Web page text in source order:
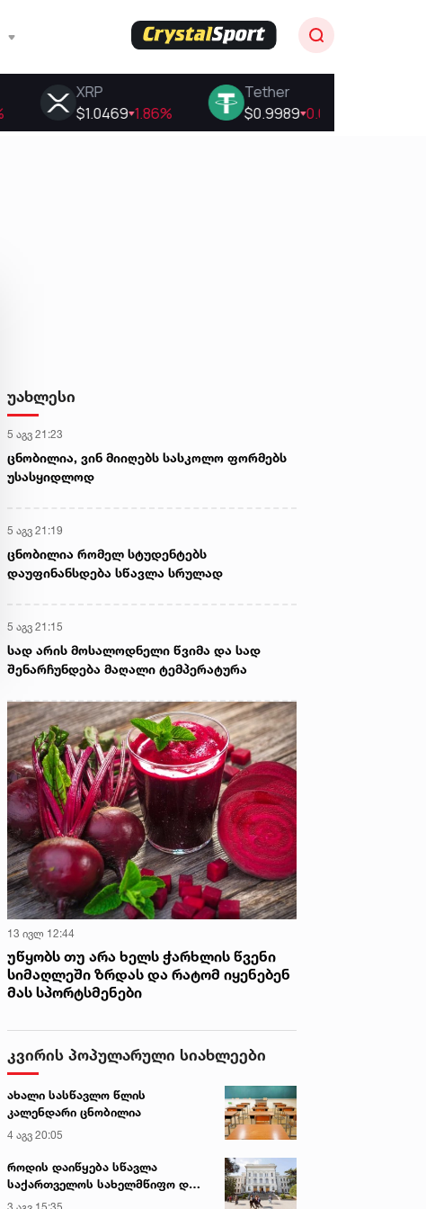
უახლესი
5 აგვ 21:23
ცნობილია, ვინ მიიღებს სასკოლო ფორმებს
უსასყიდლოდ
5 აგვ 21:19
ცნობილია რომელ სტუდენტებს
დაუფინანსდება სწავლა სრულად
5 აგვ 21:15
სად არის მოსალოდნელი წვიმა და სად
შენარჩუნდება მაღალი ტემპერატურა
13 ივლ 12:44
უწყობს თუ არა ხელს ჭარხლის წვენი
სიმაღლეში ზრდას და რატომ იყენებენ
მას სპორტსმენები
კვირის პოპულარული სიახლეები
ახალი სასწავლო წლის
კალენდარი ცნობილია
4 აგვ 20:05
როდის დაიწყება სწავლა
საქართველოს სახელმწიფო და
კერძო უნივერსიტეტებში